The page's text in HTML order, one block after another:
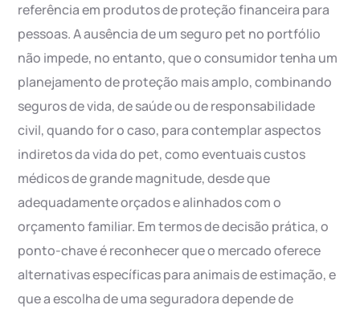
referência em produtos de proteção financeira para
pessoas. A ausência de um seguro pet no portfólio
não impede, no entanto, que o consumidor tenha um
planejamento de proteção mais amplo, combinando
seguros de vida, de saúde ou de responsabilidade
civil, quando for o caso, para contemplar aspectos
indiretos da vida do pet, como eventuais custos
médicos de grande magnitude, desde que
adequadamente orçados e alinhados com o
orçamento familiar. Em termos de decisão prática, o
ponto-chave é reconhecer que o mercado oferece
alternativas específicas para animais de estimação, e
que a escolha de uma seguradora depende de